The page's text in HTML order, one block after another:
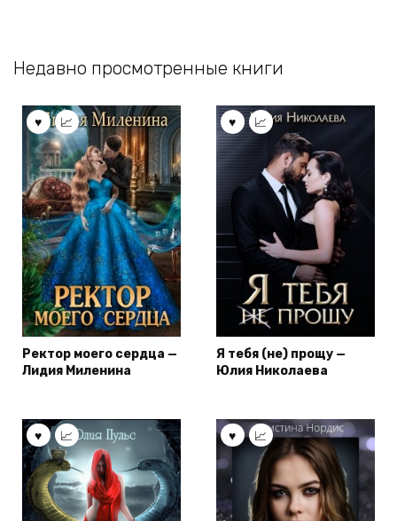
Недавно просмотренные книги
Ректор моего сердца —
Лидия Миленина
Я тебя (не) прощу —
Юлия Николаева